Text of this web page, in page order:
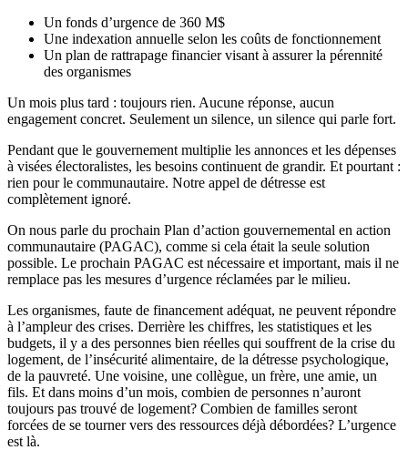
Un fonds d’urgence de 360 M$
Une indexation annuelle selon les coûts de fonctionnement
Un plan de rattrapage financier visant à assurer la pérennité
des organismes
Un mois plus tard : toujours rien. Aucune réponse, aucun
engagement concret. Seulement un silence, un silence qui parle fort.
Pendant que le gouvernement multiplie les annonces et les dépenses
à visées électoralistes, les besoins continuent de grandir. Et pourtant :
rien pour le communautaire. Notre appel de détresse est
complètement ignoré.
On nous parle du prochain Plan d’action gouvernemental en action
communautaire (PAGAC), comme si cela était la seule solution
possible. Le prochain PAGAC est nécessaire et important, mais il ne
remplace pas les mesures d’urgence réclamées par le milieu.
Les organismes, faute de financement adéquat, ne peuvent répondre
à l’ampleur des crises. Derrière les chiffres, les statistiques et les
budgets, il y a des personnes bien réelles qui souffrent de la crise du
logement, de l’insécurité alimentaire, de la détresse psychologique,
de la pauvreté. Une voisine, une collègue, un frère, une amie, un
fils. Et dans moins d’un mois, combien de personnes n’auront
toujours pas trouvé de logement? Combien de familles seront
forcées de se tourner vers des ressources déjà débordées? L’urgence
est là.